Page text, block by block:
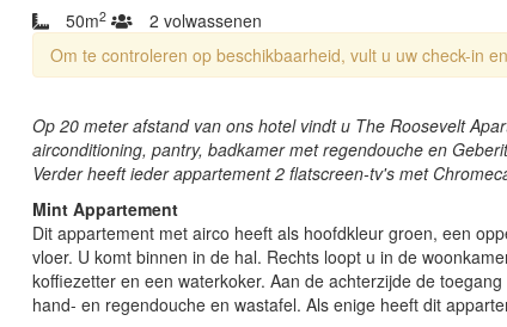
‹
50m2
2 volwassenen
Om te controleren op beschikbaarheid, vult u uw check-in
Op 20 meter afstand van ons hotel vindt u The Roosevelt
airconditioning, pantry, badkamer met regendouche en
Verder heeft ieder appartement 2 flatscreen-tv's met
Mint Appartement
Dit appartement met airco heeft als hoofdkleur groen, een
vloer. U komt binnen in de hal. Rechts loopt u in de
koffiezetter en een waterkoker. Aan de achterzijde de
hand- en regendouche en wastafel. Als enige heeft dit